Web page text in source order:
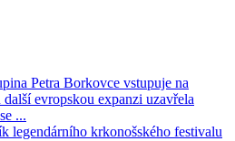
Petra Borkovce vstupuje na
evropskou expanzi uzavřela
...
legendárního krkonošského festivalu